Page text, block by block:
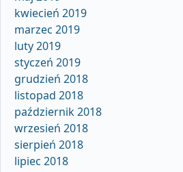
kwiecień 2019
marzec 2019
luty 2019
styczeń 2019
grudzień 2018
listopad 2018
październik 2018
wrzesień 2018
sierpień 2018
lipiec 2018